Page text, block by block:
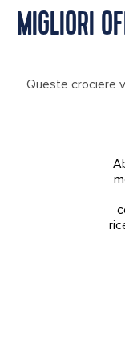
MIGLIORI
Queste crociere